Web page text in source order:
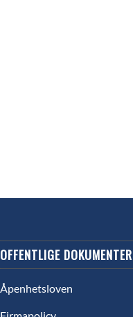
OFFENTLIGE DOKUMENTER
Åpenhetsloven